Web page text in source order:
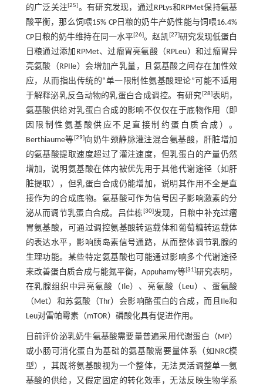
的广泛关注[25]。有研究发现，通过RPLys和RPMet保持氨基
酸平衡，那么饲喂15% CP日粮的奶牛产奶性能与饲喂16.4%
CP日粮的奶牛维持在同一水平[26]。赵凯[27]研究发现低蛋白
日粮通过添加RPMet、过瘤胃亮氨酸（RPLeu）和过瘤胃异
亮氨酸（RPIle）会增加产乳量，且氨基酸之间存在加性效
应，从而指出传统的“单一限制性氨基酸理论”可能不适用
于解释泌乳反刍动物的乳蛋白合成调控。有研究[28]表明，
氨基酸供给对乳蛋白合成的影响不仅仅在于底物作用（即
因限制性氨基酸供应不足直接制约蛋白质合成）。
Berthiaume等[29]向奶牛颈静脉灌注混合氨基酸，肝脏增加
的氨基酸提取速度超过了灌注速度，但乳蛋白的产量仍然
增加，说明氨基酸在体内被优先用于其他代谢途径（如肝
脏提取），但乳蛋白合成仍能增加，说明其作用不全是直
接作为的合成底物。氨基酸可作为信号因子影响激素的分
泌从而调节乳蛋白合成。吕佳栋[30]发现，日粮中补充过瘤
胃氨基酸，可通过调控氨基酸转运载体和葡萄糖转运载体
的表达水平，影响胰岛素信号通路，从而整体调节乳腺的
生理功能。某些特定氨基酸也可能通过影响多个代谢途径
来改善蛋白质合成与能氮平衡，Appuhamy等[31]研究表明，
在乳腺组织中异亮氨酸（Ile）、亮氨酸（Leu）、蛋氨酸
（Met）和苏氨酸（Thr）会影响酪蛋白的合成，而且Ile和
Leu对雷帕霉素（mTOR）磷酸化具有促进作用。
目前评价泌乳奶牛氨基酸需要量普遍采用代谢蛋白（MP）
或小肠可消化蛋白为基础的氨基酸需要量体系（如NRC模
型），其既将氨基酸视为一个整体，无法灵活调整单一氨
基酸的供给，又假定固定的转化效率，无法反映生物学系